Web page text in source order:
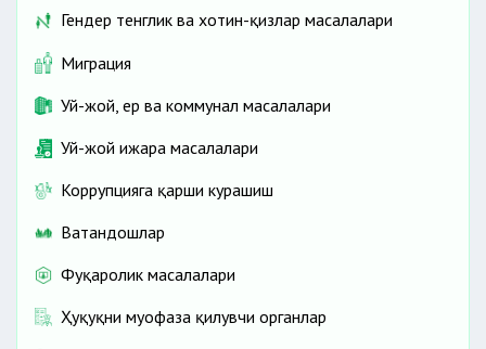
Гендер тенглик ва хотин-қизлар масалалари
Миграция
Уй-жой, ер ва коммунал масалалари
Уй-жой ижара масалалари
Коррупцияга қарши курашиш
Ватандошлар
Фуқаролик масалалари
Ҳуқуқни муҳофаза қилувчи органлар